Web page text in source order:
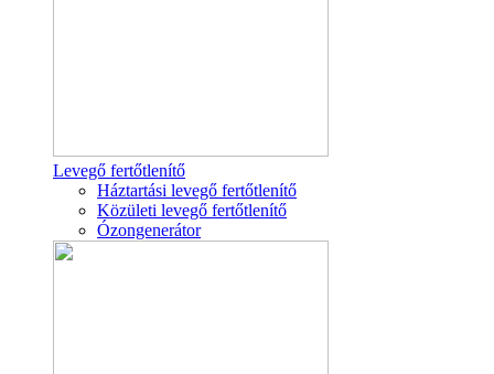
Levegő fertőtlenítő
Háztartási levegő fertőtlenítő
Közületi levegő fertőtlenítő
Ózongenerátor